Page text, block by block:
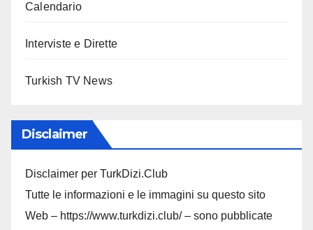
Calendario
Interviste e Dirette
Turkish TV News
Disclaimer
Disclaimer per TurkDizi.Club
Tutte le informazioni e le immagini su questo sito
Web – https://www.turkdizi.club/ – sono pubblicate